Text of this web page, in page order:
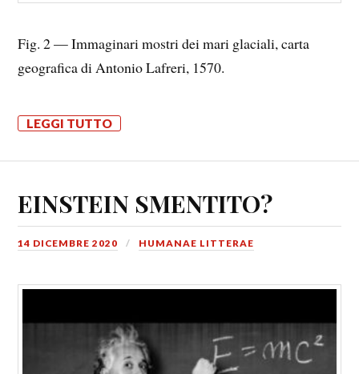
Fig. 2 — Immaginari mostri dei mari glaciali, carta
geografica di Antonio Lafreri, 1570.
LEGGI TUTTO
EINSTEIN SMENTITO?
14 DICEMBRE 2020 HUMANAE LITTERAE